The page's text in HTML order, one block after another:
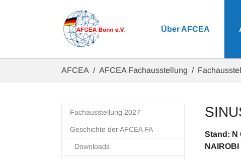
Über AFCEA
AFCEA AFCEA Fachausstellung
Fachausstellung 2027
Geschichte der AFCEA FA
Downloads
NAIROBI